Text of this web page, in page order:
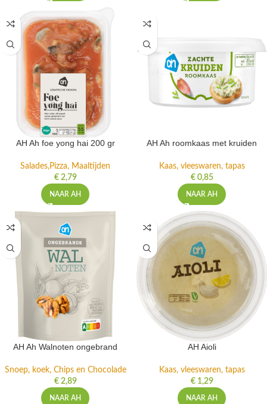
AH Ah foe yong hai 200 gr
Salades,Pizza, Maaltijden
€2,79
NAAR AH
AH Ah roomkaas met kruiden
Kaas, vleeswaren, tapas
€0,85
NAAR AH
AH Ah Walnoten ongebrand
Snoep, koek, Chips en Chocolade
€2,89
NAAR AH
AH Aioli
Kaas, vleeswaren, tapas
€1,29
NAAR AH